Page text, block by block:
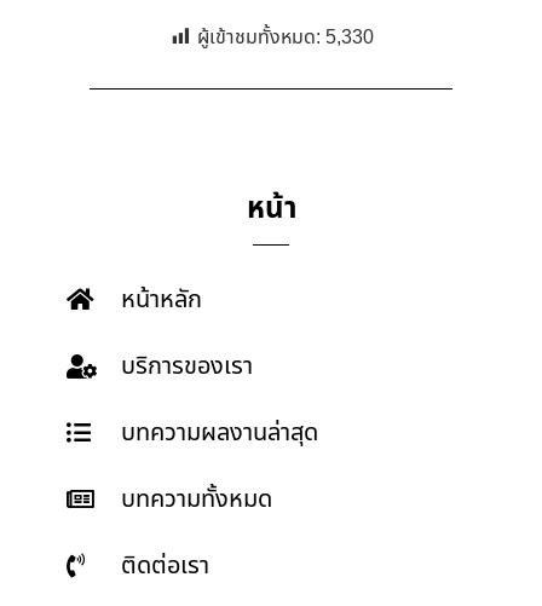
ผู้เข้าชมทั้งหมด: 5,330
หน้า
หน้าหลัก
บริการของเรา
บทความผลงานล่าสุด
บทความทั้งหมด
ติดต่อเรา